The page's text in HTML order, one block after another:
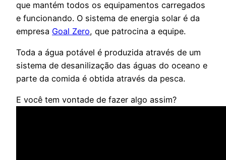
que mantém todos os equipamentos carregados
e funcionando. O sistema de energia solar é da
empresa Goal Zero, que patrocina a equipe.
Toda a água potável é produzida através de um
sistema de desanilização das águas do oceano e
parte da comida é obtida através da pesca.
E você tem vontade de fazer algo assim?